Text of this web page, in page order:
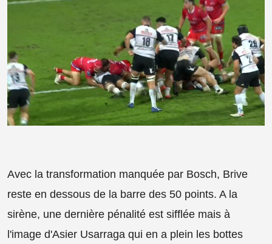
Avec la transformation manquée par Bosch, Brive
reste en dessous de la barre des 50 points. A la
sirène, une dernière pénalité est sifflée mais à
l'image d'Asier Usarraga qui en a plein les bottes